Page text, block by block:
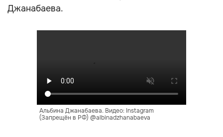
Джанабаева.
Альбина Джанабаева. Видео: Instagram
(Запрещён в РФ) @albinadzhanabaeva